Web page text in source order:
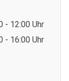
- 12:00 Uhr
- 16:00 Uhr